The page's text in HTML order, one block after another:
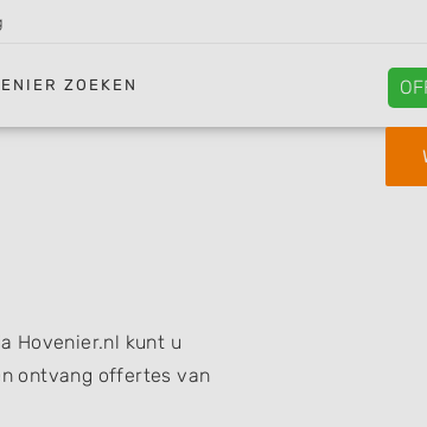
ZOEKEN
Hovenier.nl kunt u
ontvang offertes van